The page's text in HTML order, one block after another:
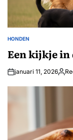
GEPLAATST
HONDEN
Een kijkje in
januari 11, 2026